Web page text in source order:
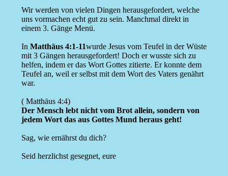
Wir werden von vielen Dingen herausgefordert, welche
uns vormachen echt gut zu sein. Manchmal direkt in
einem 3. Gänge Menü.
In Matthäus 4:1-11wurde Jesus vom Teufel in der Wüste
mit 3 Gängen herausgefordert! Doch er wusste sich zu
helfen, indem er das Wort Gottes zitierte. Er konnte dem
Teufel an, weil er selbst mit dem Wort des Vaters genährt
war.
( Matthäus 4:4)
Der Mensch lebt nicht vom Brot allein, sondern von
jedem Wort das aus Gottes Mund heraus geht!
Sag, wie ernährst du dich?
Seid herzlichst gesegnet, eure